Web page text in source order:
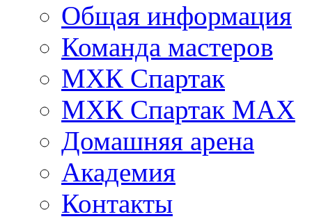
Общая информация
Команда мастеров
МХК Спартак
МХК Спартак МАХ
Домашняя арена
Академия
Контакты